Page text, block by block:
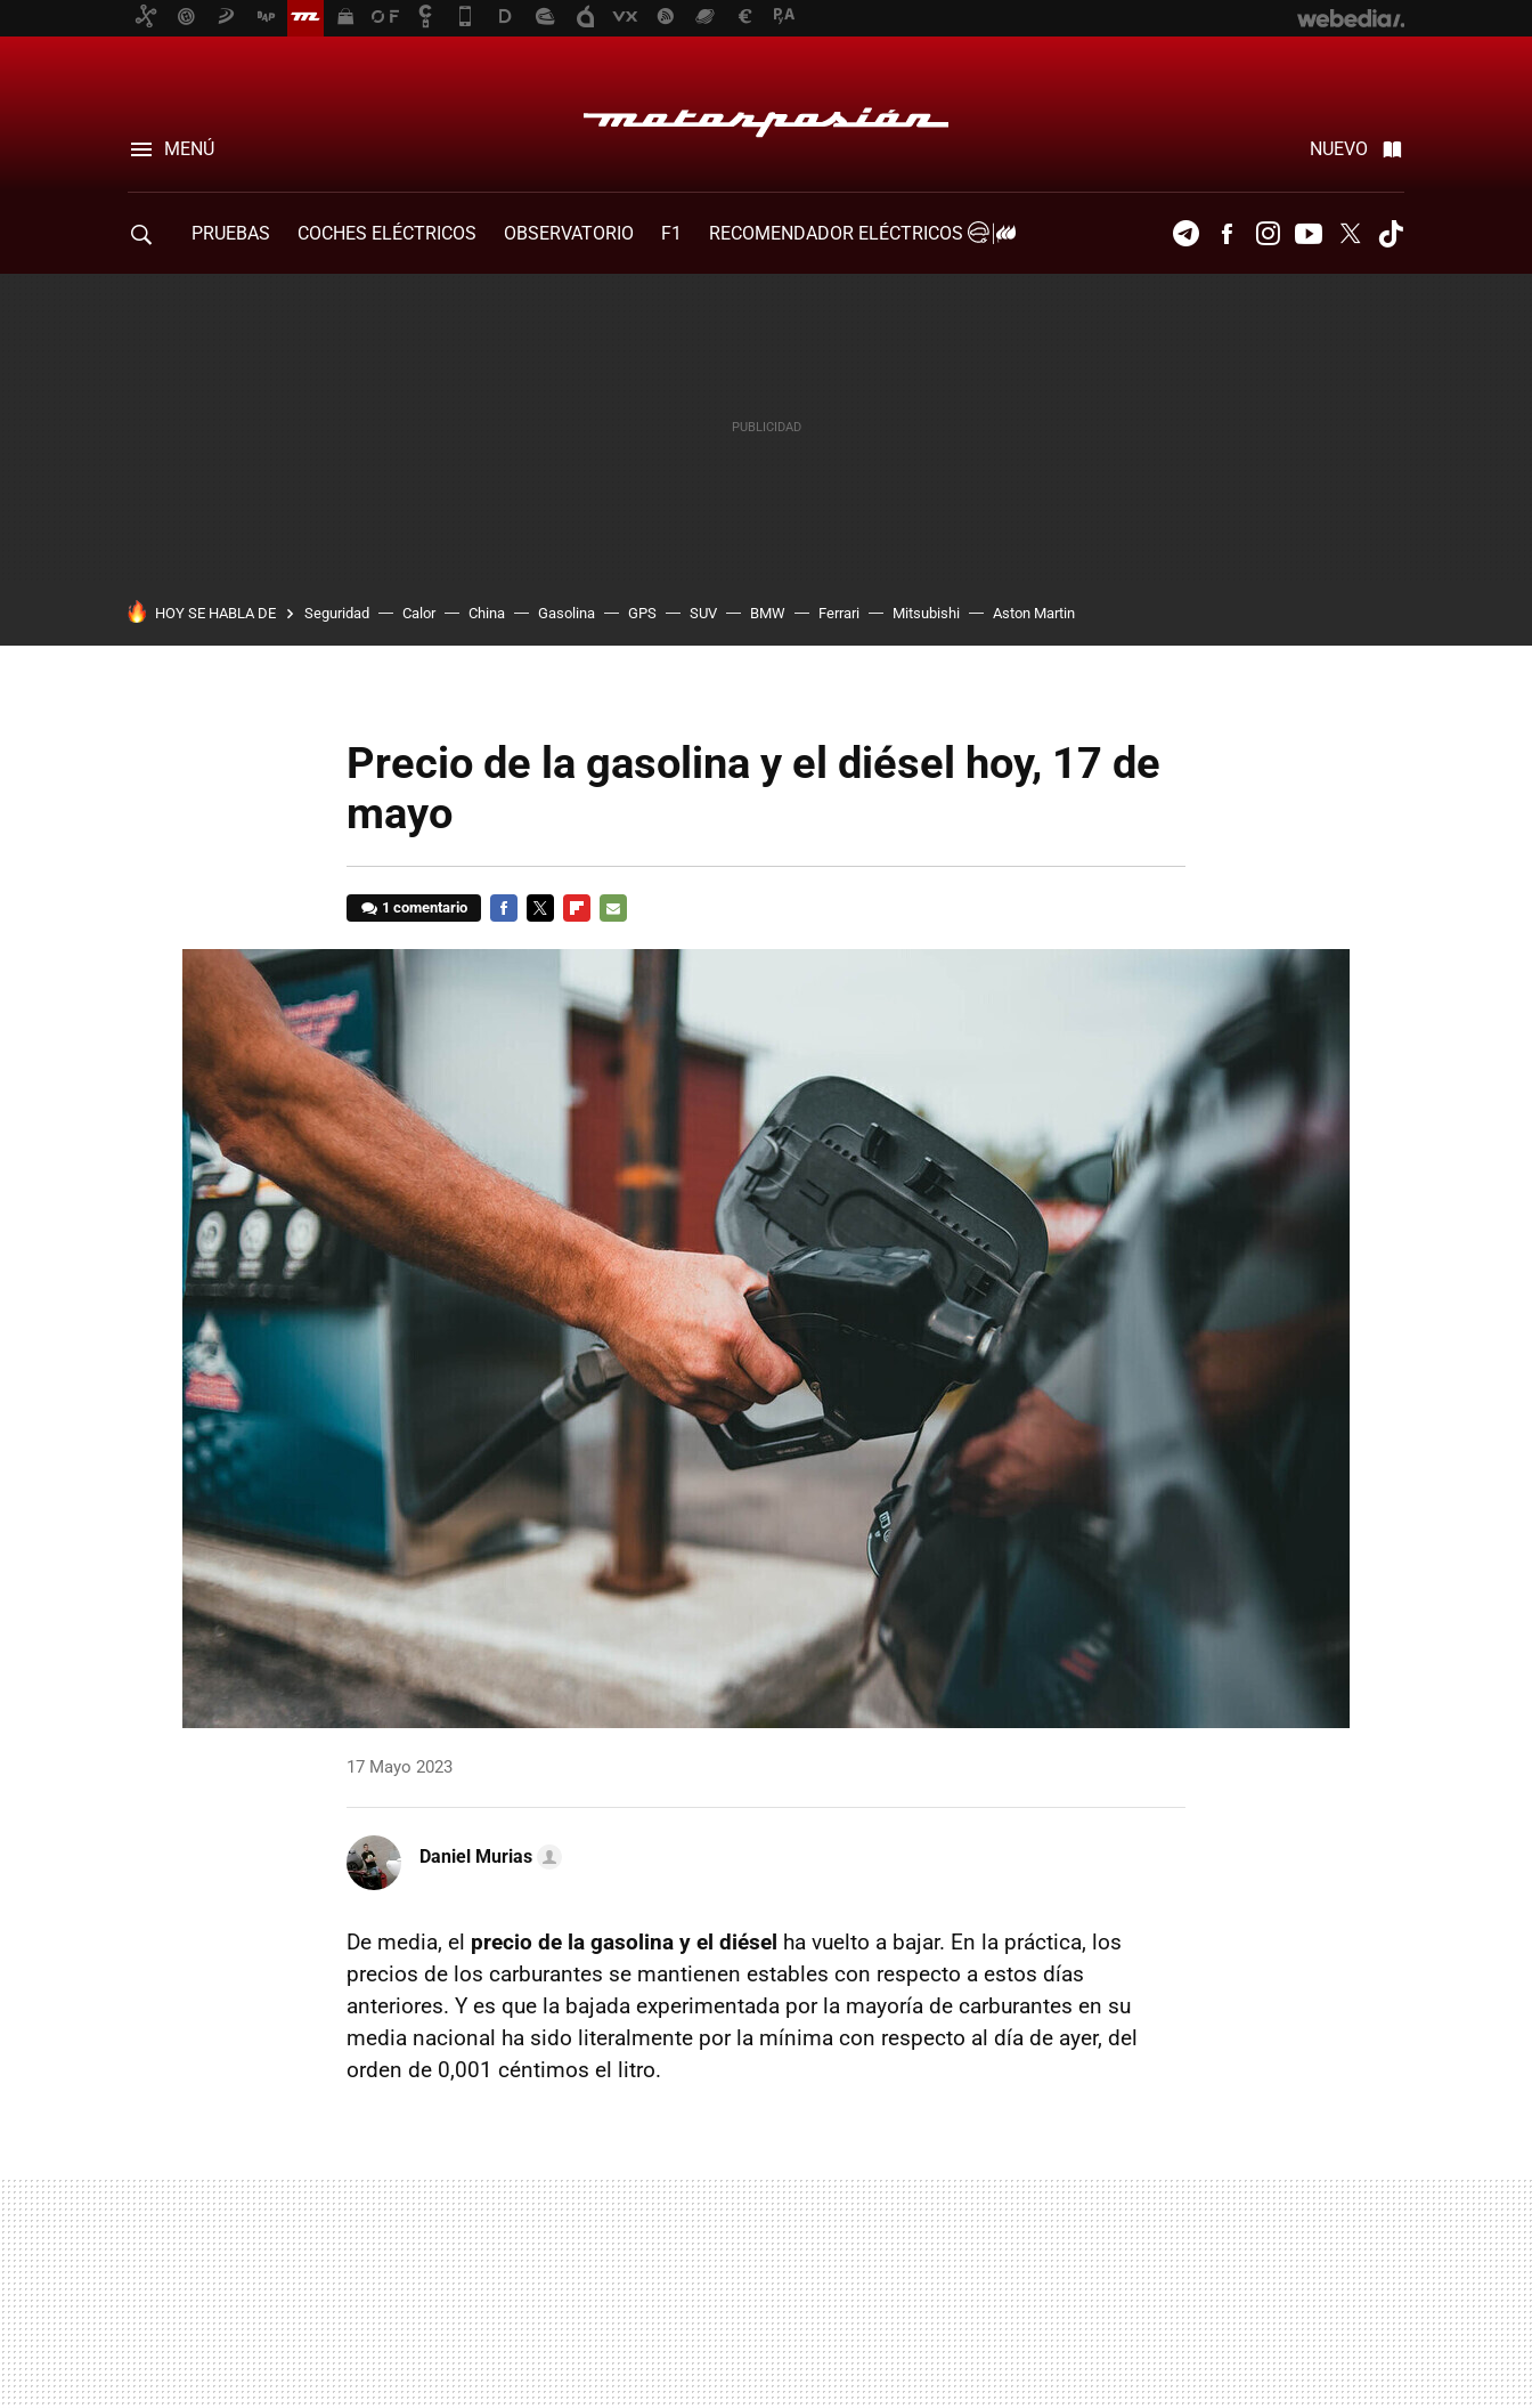
MENÚ NUEVO
PRUEBAS COCHES ELÉCTRICOS OBSERVATORIO F1
RECOMENDADOR ELÉCTRICOS
TelegramFacebookInstagramYoutubeTwitter
HOY SE HABLA DE Seguridad Calor China Gasolina GPS SUV BMW Ferrari Mitsubishi Aston Martin
Precio de la gasolina y el diésel hoy, 17 de
mayo
1 comentario
17 Mayo 2023
Daniel Murias
De media, el precio de la gasolina y el diésel ha vuelto a bajar. En la práctica, los
precios de los carburantes se mantienen estables con respecto a estos días
anteriores. Y es que la bajada experimentada por la mayoría de carburantes en su
media nacional ha sido literalmente por la mínima con respecto al día de ayer, del
orden de 0,001 céntimos el litro.